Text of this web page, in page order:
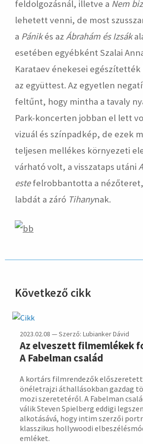
feldolgozásnál, illetve a Nem
lehetett venni, de most
a Pánikés az Ábrahám és Izsák
esetében egyébként Szalai
Karataev énekesei
az együttest. Az egyetlen
feltűnt, hogy mintha a tavaly
Park-koncerten jobban el lett
vizuál és színpadkép, de ezek
teljesen mellékes környezeti
várható volt, a visszataps utáni A
estefelrobbantotta a
labdát a záró Tihanynak.
Következő cikk
2023.02.08 — Szerző: Lubianker Dávid
Az elveszett filmemlékek
A Fabelman család
A kortárs filmrendezők
önéletrajzi áthallásokban gazdag
mozi szeretetéről. A Fabelman
válik Steven Spielberg eddigi
alkotásává, hogy intim szerzői
klasszikus hollywoodi
emléket.